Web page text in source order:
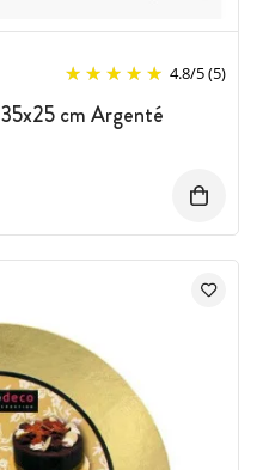
4.8/5(5)
cm Argenté